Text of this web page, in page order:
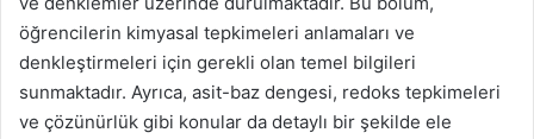
öğrencilerin kimyasal tepkimeleri anlamaları ve
denkleştirmeleri için gerekli olan temel bilgileri
sunmaktadır. Ayrıca, asit-baz dengesi, redoks tepkimeleri
ve çözünürlük gibi konular da detaylı bir şekilde ele